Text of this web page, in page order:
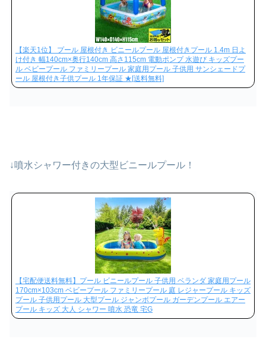
【楽天1位】 プール 屋根付き ビニールプール 屋根付きプール 1.4m 日よ
け付き 幅140cm×奥行140cm 高さ115cm 電動ポンプ 水遊び キッズプー
ル ベビープール ファミリープール 家庭用プール 子供用 サンシェードプ
ール 屋根付き子供プール 1年保証 ★[送料無料]
↓噴水シャワー付きの大型ビニールプール！
【宅配便送料無料】プール ビニールプール 子供用 ベランダ 家庭用プール
170cm×103cm ベビープール ファミリープール 庭 レジャープール キッズ
プール 子供用プール 大型プール ジャンボプール ガーデンプール エアー
プール キッズ 大人 シャワー 噴水 恐竜 宅G